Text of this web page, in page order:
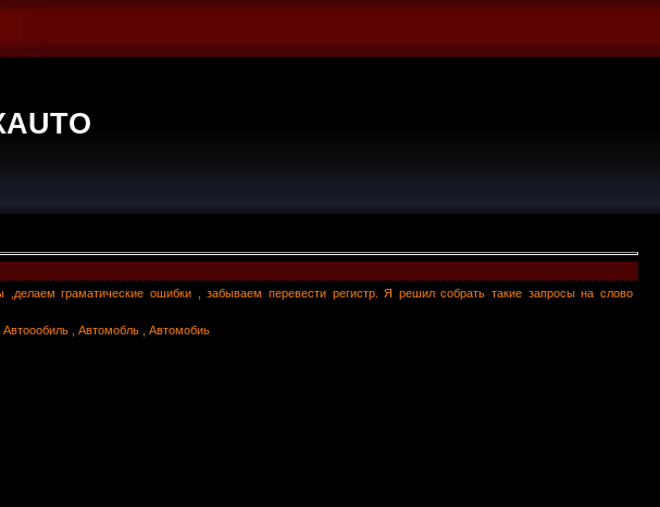
граматические ошибки , забываем перевести регистр. Я решил собрать такие запросы на слово
, Автомобль , Автомобиь